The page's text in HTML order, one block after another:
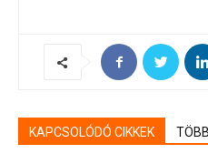
KAPCSOLÓDÓ CIKKEK